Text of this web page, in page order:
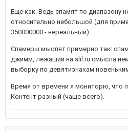
Еще как. Ведь спамят по диапазону
относительно небольшой (для
350000000 - нереальный).
Спамеры мыслят примерно так:
джимм, лежащий на slil.ru смысла
выборку по девятизнакам
Время от времени я мониторю, что
Контент разный (чаще всего).